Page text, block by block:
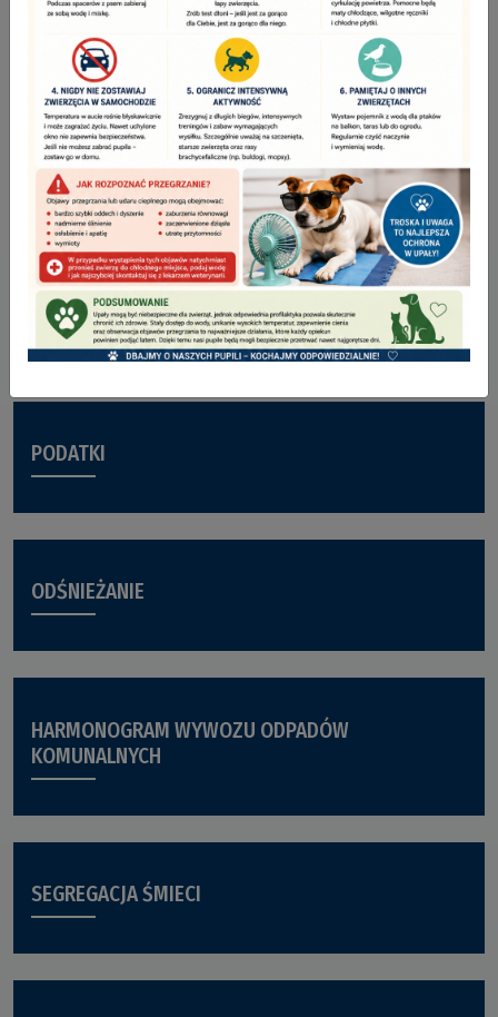
POWIADOMIENIE SMS
KARTA MIESZKAŃCA
CENTRUM ROZWOJU I PRZEDSIĘBIORCZOŚCI –
KONOPISKA BUSINESSHUB
PODATKI
ODŚNIEŻANIE
HARMONOGRAM WYWOZU ODPADÓW
KOMUNALNYCH
SEGREGACJA ŚMIECI